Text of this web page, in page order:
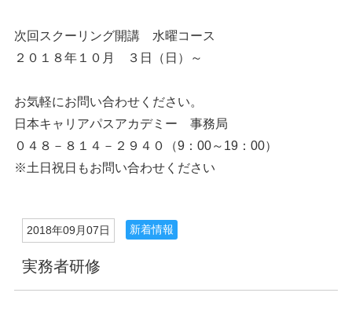
次回スクーリング開講 水曜コース
２０１８年１０月 ３日（日）～
お気軽にお問い合わせください。
日本キャリアパスアカデミー 事務局
０４８－８１４－２９４０（9：00～19：00）
※土日祝日もお問い合わせください
2018年09月07日 新着情報
実務者研修